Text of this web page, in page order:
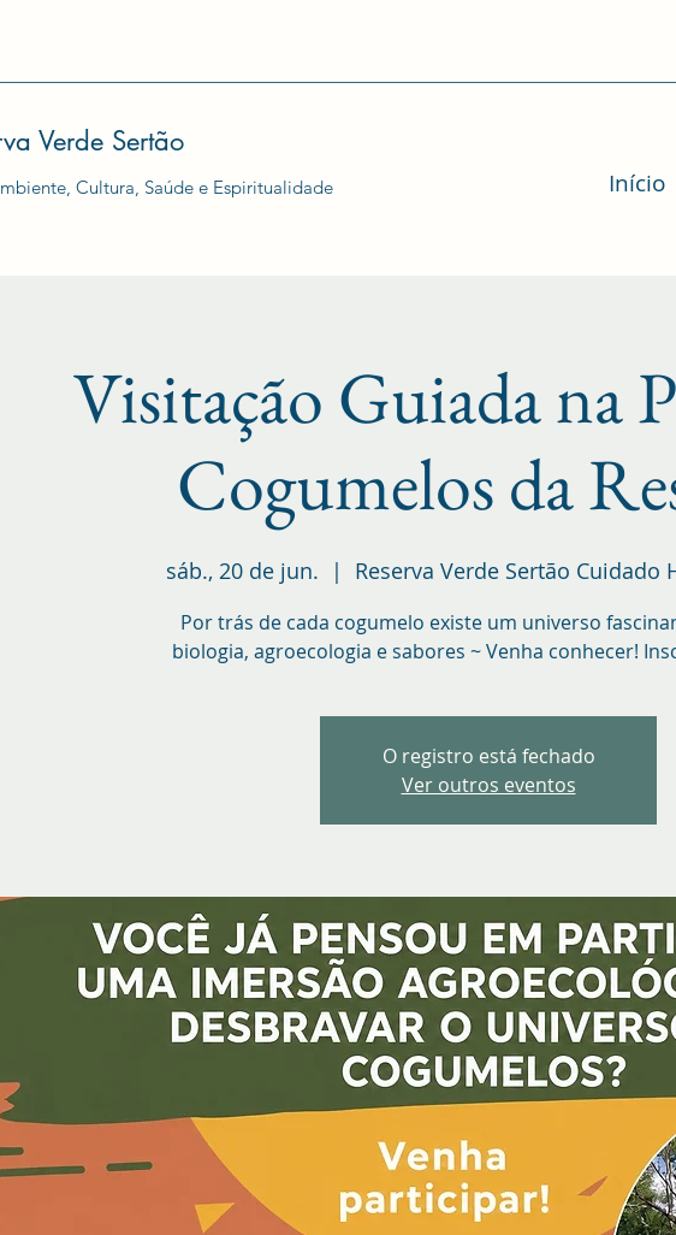
Verde Sertão
Cultura, Saúde e Espiritualidade Início
Visitação Guiada na
Cogumelos da
sáb., 20 de jun.
  |
Reserva Verde Sertão Cuidado
Por trás de cada cogumelo existe um universo
biologia, agroecologia e sabores ~ Venha conhecer!
O registro está fechado
Ver outros eventos